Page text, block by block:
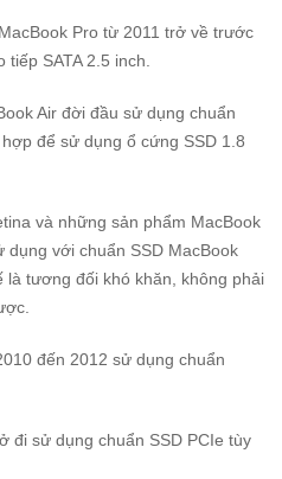
Pro từ 2011 trở về trước
SATA 2.5 inch.
Air đời đầu sử dụng chuẩn
để sử dụng ổ cứng SSD 1.8
và những sản phẩm MacBook
với chuẩn SSD MacBook
là tương đối khó khăn, không phải
đến 2012 sử dụng chuẩn
đi sử dụng chuẩn SSD PCIe tùy